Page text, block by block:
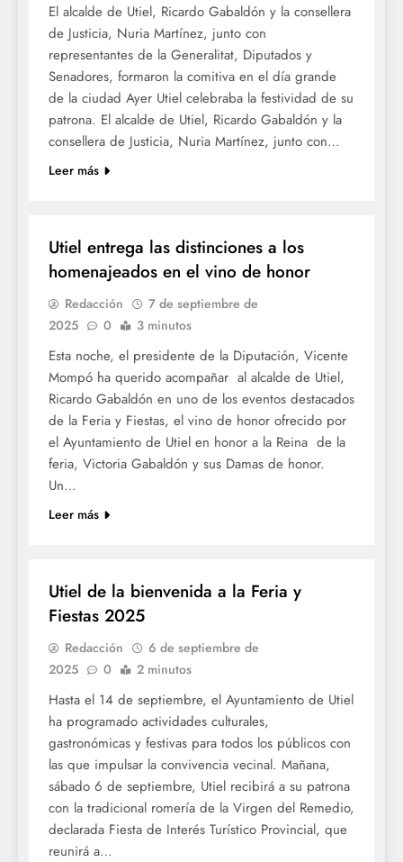
El alcalde de Utiel, Ricardo Gabaldón y la consellera
de Justicia, Nuria Martínez, junto con
representantes de la Generalitat, Diputados y
Senadores, formaron la comitiva en el día grande
de la ciudad Ayer Utiel celebraba la festividad de su
patrona. El alcalde de Utiel, Ricardo Gabaldón y la
consellera de Justicia, Nuria Martínez, junto con…
Leer más
Utiel entrega las distinciones a los
homenajeados en el vino de honor
Redacción
7 de septiembre de
2025
0 3 minutos
Esta noche, el presidente de la Diputación, Vicente
Mompó ha querido acompañar al alcalde de Utiel,
Ricardo Gabaldón en uno de los eventos destacados
de la Feria y Fiestas, el vino de honor ofrecido por
el Ayuntamiento de Utiel en honor a la Reina de la
feria, Victoria Gabaldón y sus Damas de honor.
Un…
Leer más
Utiel de la bienvenida a la Feria y
Fiestas 2025
Redacción
6 de septiembre de
2025
0 2 minutos
Hasta el 14 de septiembre, el Ayuntamiento de Utiel
ha programado actividades culturales,
gastronómicas y festivas para todos los públicos con
las que impulsar la convivencia vecinal. Mañana,
sábado 6 de septiembre, Utiel recibirá a su patrona
con la tradicional romería de la Virgen del Remedio,
declarada Fiesta de Interés Turístico Provincial, que
reunirá a…